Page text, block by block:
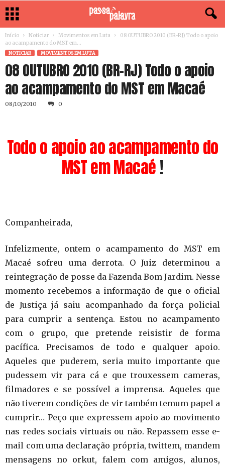
Início Noticiar Movimentos em Luta
08 OUTUBRO 2010 (BR-RJ) Todo o apoio
ao acampamento do MST em...
NOTICIAR MOVIMENTOS EM LUTA
08 OUTUBRO 2010 (BR-RJ) Todo o apoio
ao acampamento do MST em Macaé
08/10/2010 0
Todo o apoio ao acampamento do
MST em Macaé!
Companheirada,
Infelizmente, ontem o acampamento do MST em
Macaé sofreu uma derrota. O Juiz determinou a
reintegração de posse da Fazenda Bom Jardim. Nesse
momento recebemos a informação de que o oficial
de Justiça já saiu acompanhado da força policial
para cumprir a sentença. Estou no acampamento
com o grupo, que pretende reisistir de forma
pacífica. Precisamos de todo e qualquer apoio.
Aqueles que puderem, seria muito importante que
pudessem vir para cá e que trouxessem cameras,
filmadores e se possível a imprensa. Aqueles que
não tiverem condições de vir também temum papel a
cumprir… Peço que expressem apoio ao movimento
nas redes sociais virtuais ou não. Repassem esse e-
mail com uma declaração própria, twittem, mandem
mensagens no orkut, falem com amigos, alunos,